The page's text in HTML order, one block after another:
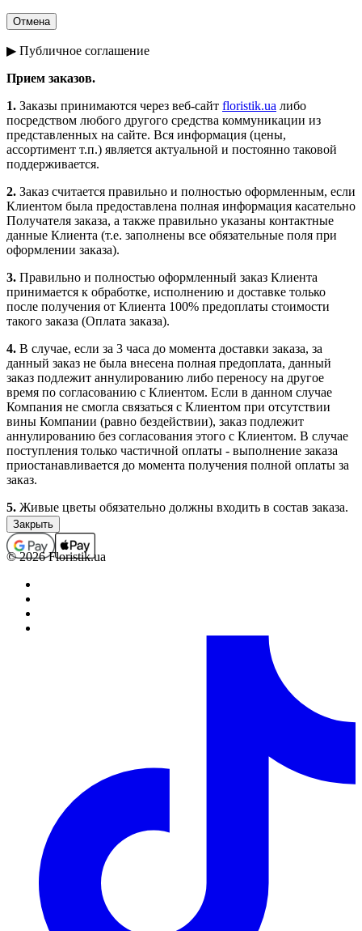
▶ Публичное соглашение
Прием заказов.
1. Заказы принимаются через веб-сайт floristik.ua либо
посредством любого другого средства коммуникации из
представленных на сайте. Вся информация (цены,
ассортимент т.п.) является актуальной и постоянно таковой
поддерживается.
2. Заказ считается правильно и полностью оформленным, если
Клиентом была предоставлена полная информация касательно
Получателя заказа, а также правильно указаны контактные
данные Клиента (т.е. заполнены все обязательные поля при
оформлении заказа).
3. Правильно и полностью оформленный заказ Клиента
принимается к обработке, исполнению и доставке только
после получения от Клиента 100% предоплаты стоимости
такого заказа (Оплата заказа).
4. В случае, если за 3 часа до момента доставки заказа, за
данный заказ не была внесена полная предоплата, данный
заказ подлежит аннулированию либо переносу на другое
время по согласованию с Клиентом. Если в данном случае
Компания не смогла связаться с Клиентом при отсутствии
вины Компании (равно бездействии), заказ подлежит
аннулированию без согласования этого с Клиентом. В случае
поступления только частичной оплаты - выполнение заказа
приостанавливается до момента получения полной оплаты за
заказ.
5. Живые цветы обязательно должны входить в состав заказа.
Заказы, которые не содержат в своем составе цветочной
продукции (срезанные живые и комнатные цветы), не
принимаются, а ошибочно принятые подлежат
аннулированию (с возвратом средств, если заказ был оплачен).
В отдельных случаях выполнение заказов, которые не
содержат в своем составе цветочной продукции, возможно
только по предварительному согласованию с менеджером.
Полностью оформленным и принятым к выполнению,
или выполнения находится заказ в данный момент времени.
Статусы заказов изменяются круглосуточно в
автоматическом режиме. В связи с большой нагрузкой,
статусы заказов на 14 февраля, 8 марта, 12 мая, новый год
изменяются в течение 48 часов с момента установленной даты
его исполнения.
Непосредственное комплектование заказа выполняется за
несколько часов до указанного клиентом времени доставки,
если заказ был полностью оформлен, оплачен и принят в
работу.
© 2026 Floristik.ua